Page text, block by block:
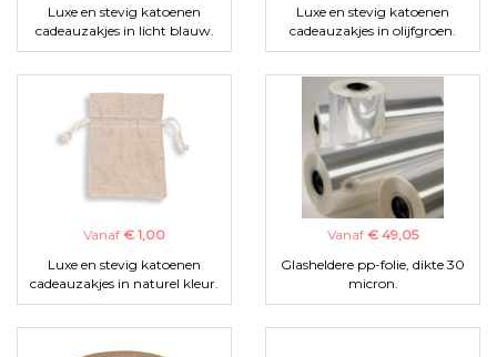
Luxe en stevig katoenen
cadeauzakjes in licht blauw.
Luxe en stevig katoenen
cadeauzakjes in olijfgroen.
Vanaf € 1,00
Luxe en stevig katoenen
cadeauzakjes in naturel kleur.
Vanaf € 49,05
Glasheldere pp-folie, dikte 30
micron.